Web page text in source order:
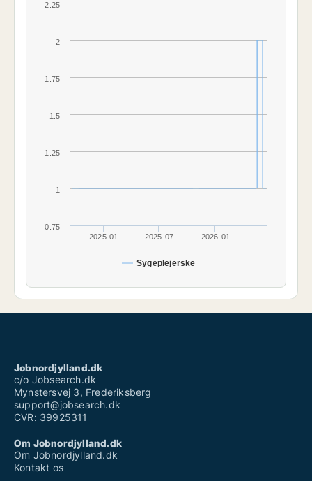
Sygeplejerske
2025-01 2025-07 2026-01
1
2
0.75
1.25
1.5
1.75
2.25
Jobnordjylland.dk
c/o Jobsearch.dk
Mynstersvej 3, Frederiksberg
support@jobsearch.dk
CVR: 39925311
Om Jobnordjylland.dk
Om Jobnordjylland.dk
Kontakt os